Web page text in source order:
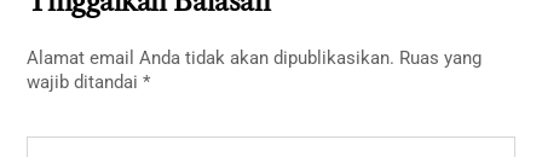
Alamat email Anda tidak akan dipublikasikan. Ruas yang
wajib ditandai*